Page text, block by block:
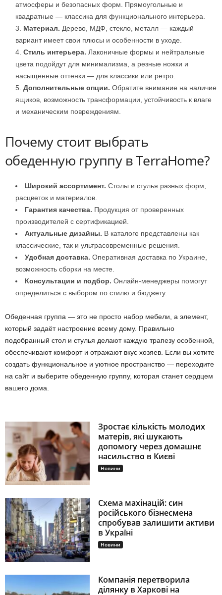
атмосферы и безопасных форм. Прямоугольные и
квадратные — классика для функционального интерьера.
Материал. Дерево, МДФ, стекло, металл — каждый
вариант имеет свои плюсы и особенности в уходе.
Стиль интерьера. Лаконичные формы и нейтральные
цвета подойдут для минимализма, а резные ножки и
насыщенные оттенки — для классики или ретро.
Дополнительные опции. Обратите внимание на наличие
ящиков, возможность трансформации, устойчивость к влаге
и механическим повреждениям.
Почему стоит выбрать
обеденную группу в TerraHome?
Широкий ассортимент. Столы и стулья разных форм,
расцветок и материалов.
Гарантия качества. Продукция от проверенных
производителей с сертификацией.
Актуальные дизайны. В каталоге представлены как
классические, так и ультрасовременные решения.
Удобная доставка. Оперативная доставка по Украине,
возможность сборки на месте.
Консультации и подбор. Онлайн-менеджеры помогут
определиться с выбором по стилю и бюджету.
Обеденная группа — это не просто набор мебели, а элемент,
который задаёт настроение всему дому. Правильно
подобранный стол и стулья делают каждую трапезу особенной,
обеспечивают комфорт и отражают вкус хозяев. Если вы хотите
создать функциональное и уютное пространство — переходите
на сайт и выберите обеденную группу, которая станет сердцем
вашего дома.
Зростає кількість молодих
матерів, які шукають
допомогу через домашнє
насильство в Києві
Новини
Схема махінацій: син
російського бізнесмена
спробував залишити активи
в Україні
Новини
Компанія перетворила
ділянку в Харкові на